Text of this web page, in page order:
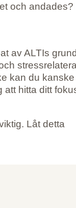
och andades?
av ALTIs
kan du
att hitta ditt
Låt detta